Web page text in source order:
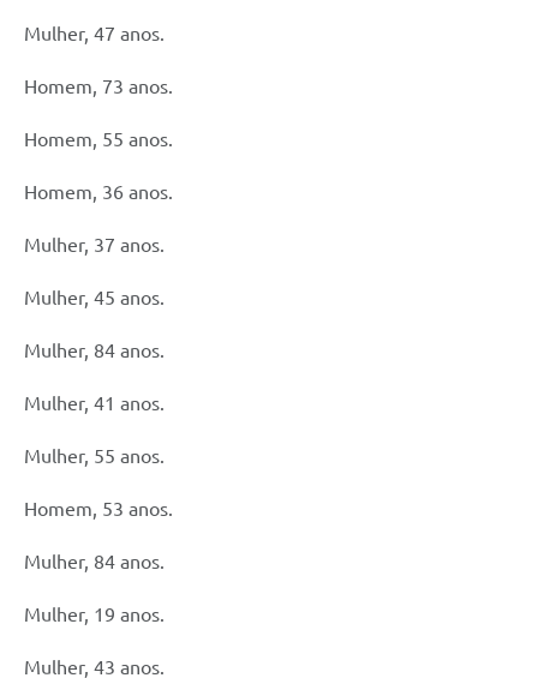
Mulher, 47 anos.
Homem, 73 anos.
Homem, 55 anos.
Homem, 36 anos.
Mulher, 37 anos.
Mulher, 45 anos.
Mulher, 84 anos.
Mulher, 41 anos.
Mulher, 55 anos.
Homem, 53 anos.
Mulher, 84 anos.
Mulher, 19 anos.
Mulher, 43 anos.